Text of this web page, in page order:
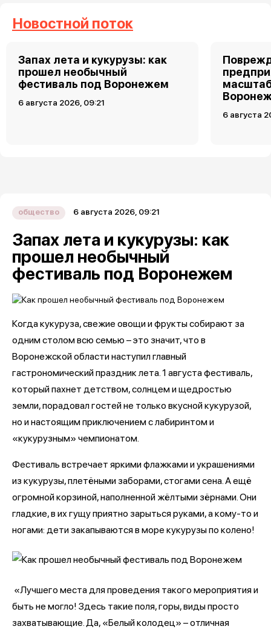
Новостной поток
Запах лета и кукурузы: как
прошел необычный
фестиваль под Воронежем
6 августа 2026, 09:21
6 августа
общество 6 августа 2026, 09:21
Запах лета и кукурузы: как
прошел необычный
фестиваль под Воронежем
Когда кукуруза, свежие овощи и фрукты собирают за
одним столом всю семью – это значит, что в
Воронежской области наступил главный
гастрономический праздник лета. 1 августа фестиваль,
который пахнет детством, солнцем и щедростью
земли, порадовал гостей не только вкусной кукурузой,
но и настоящим приключением с лабиринтом и
«кукурузным» чемпионатом.
Фестиваль встречает яркими флажками и украшениями
из кукурузы, плетёными заборами, стогами сена. А ещё
огромной корзиной, наполненной жёлтыми зёрнами. Они
гладкие, в их гущу приятно зарыться руками, а кому-то и
ногами: дети закапываются в море кукурузы по колено!
«Лучшего места для проведения такого мероприятия и
быть не могло! Здесь такие поля, горы, виды просто
захватывающие. Да, «Белый колодец» – отличная